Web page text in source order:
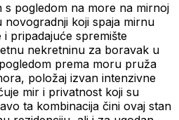
s pogledom na more na mirnoj
novogradnji koji spaja mirnu
pripadajuće spremište
nekretninu za boravak u
prema moru pruža
položaj izvan intenzivne
mir i privatnost koji su
ta kombinacija čini ovaj stan